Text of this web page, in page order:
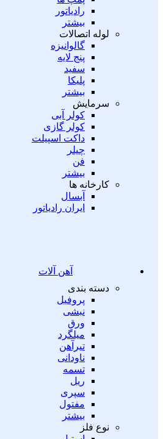
رادیاتور
بیشتر
لوله اتصالات
گالوانیزه
پنج لایه
سفید
پلیکا
بیشتر
سرمایش
کولر آبی
کولر گازی
داکت اسپیلت
چیلر
فن
بیشتر
کارخانه ها
آبسال
ایران رادیاتور
آهن آلات
دسته بندی
پروفیل
نبشی
ورق
میلگرد
تیرآهن
ناودانی
تسمه
ریل
سپری
مفتول
بیشتر
نوع فلز